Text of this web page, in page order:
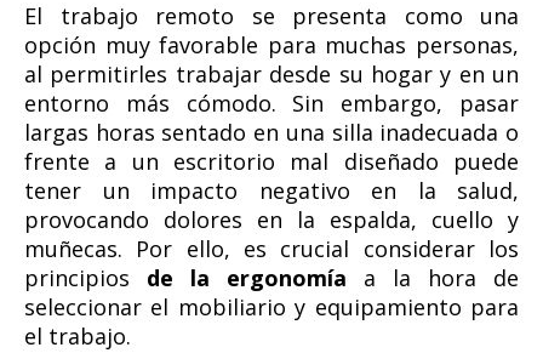
El trabajo remoto se presenta como una
opción muy favorable para muchas personas,
al permitirles trabajar desde su hogar y en un
entorno más cómodo. Sin embargo, pasar
largas horas sentado en una silla inadecuada o
frente a un escritorio mal diseñado puede
tener un impacto negativo en la salud,
provocando dolores en la espalda, cuello y
muñecas. Por ello, es crucial considerar los
principios de la ergonomía a la hora de
seleccionar el mobiliario y equipamiento para
el trabajo.